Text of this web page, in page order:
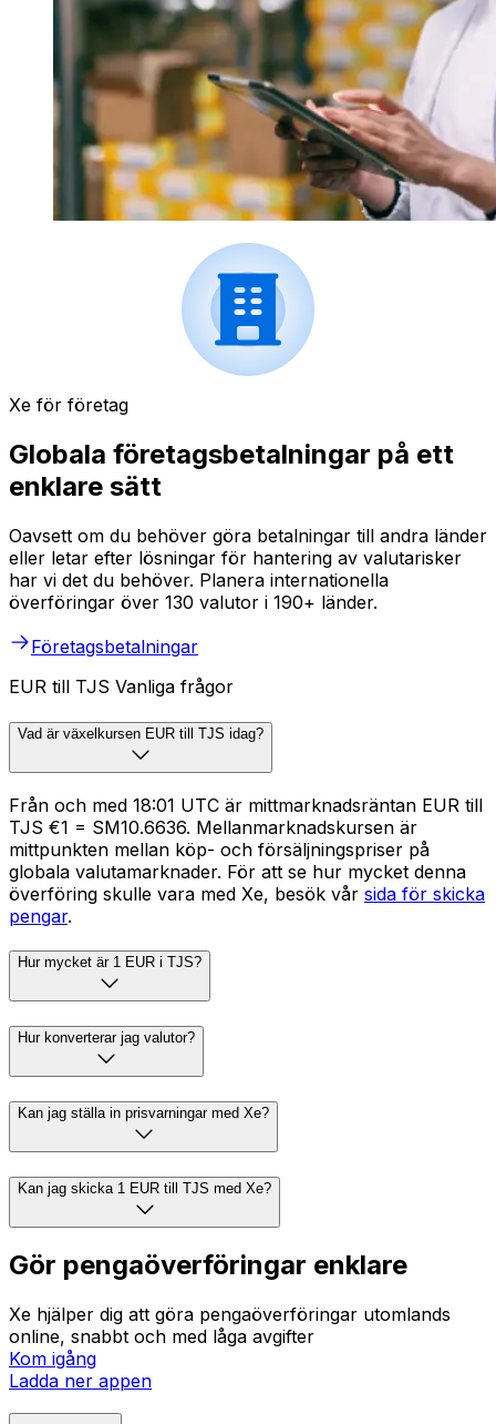
Xe för företag
Globala företagsbetalningar på ett
enklare sätt
Oavsett om du behöver göra betalningar till andra länder
eller letar efter lösningar för hantering av valutarisker
har vi det du behöver. Planera internationella
överföringar över 130 valutor i 190+ länder.
Företagsbetalningar
EUR till TJS Vanliga frågor
Vad är växelkursen EUR till TJS idag?
Från och med 18:01 UTC är mittmarknadsräntan EUR till
TJS €1 = SM10.6636. Mellanmarknadskursen är
mittpunkten mellan köp- och försäljningspriser på
globala valutamarknader. För att se hur mycket denna
överföring skulle vara med Xe, besök vår sida för skicka
pengar.
Hur mycket är 1 EUR i TJS?
Hur konverterar jag valutor?
Kan jag ställa in prisvarningar med Xe?
Kan jag skicka 1 EUR till TJS med Xe?
Gör pengaöverföringar enklare
Xe hjälper dig att göra pengaöverföringar utomlands
online, snabbt och med låga avgifter
Kom igång
Ladda ner appen